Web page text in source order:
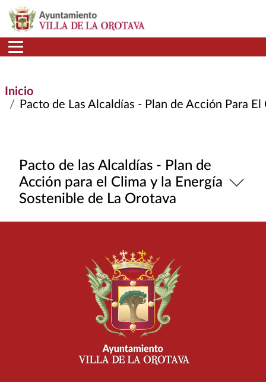
Pasar al contenido principal
Inicio
Pacto de Las Alcaldías - Plan de Acción Para El
Pacto de las Alcaldías - Plan de
Acción para el Clima y la Energía
Sostenible de La Orotava